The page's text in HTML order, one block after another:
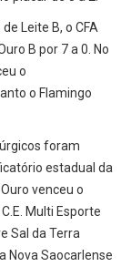
Leite B, o CFA
B por 7 a 0. No
o
o Flamingo
foram
estadual da
venceu o
Multi Esporte
Sal da Terra
Nova Saocarlense